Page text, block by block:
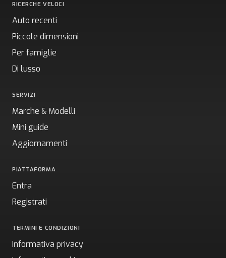
RICERCHE VELOCI
Auto recenti
Piccole dimensioni
Per famiglie
Di lusso
SERVIZI
Marche & Modelli
Mini guide
Aggiornamenti
PIATTAFORMA
Entra
Registrati
TERMINI E CONDIZIONI
Informativa privacy